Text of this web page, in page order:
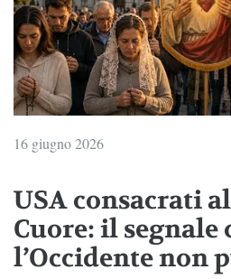
16 giugno 2026
USA consacrati
Cuore: il segnale
l’Occidente non